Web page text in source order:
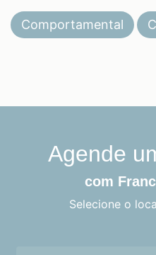
Comportamental
Agende
com
Selecione o